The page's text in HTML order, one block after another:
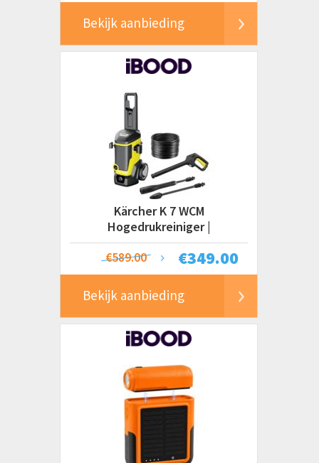
Bekijk aanbieding
Kärcher K 7 WCM
Hogedrukreiniger |
Watergekoelde Motor
€349.00
€589.00
Bekijk aanbieding